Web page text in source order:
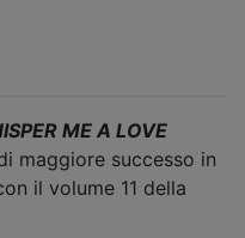
ME A LOVE
maggiore successo in
il volume 11 della